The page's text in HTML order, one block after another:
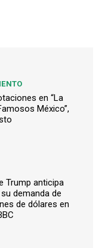
en “La
México”,
Trump anticipa
demanda de
de dólares en